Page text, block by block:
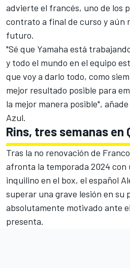
advierte el francés, uno de los
contrato a final de curso y aún
futuro.
"Sé que Yamaha está
y todo el mundo en el equipo
que voy a darlo todo, como
mejor resultado posible para
la mejor manera posible",
Azul.
Rins, tres semanas en
Tras la no renovación de
afronta la temporada 2024 con
inquilino en el box, el español
superar una grave lesión en su
absolutamente motivado ante
presenta.